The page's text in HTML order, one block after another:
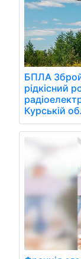
БПЛА
рідкісний
Курській